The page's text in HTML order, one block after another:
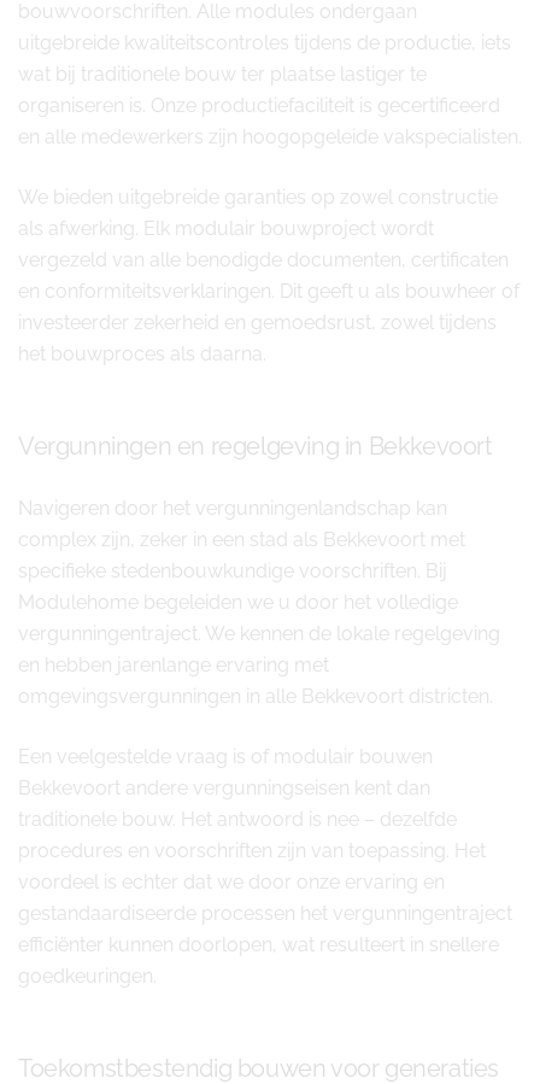
bouwvoorschriften. Alle modules ondergaan
uitgebreide kwaliteitscontroles tijdens de productie, iets
wat bij traditionele bouw ter plaatse lastiger te
organiseren is. Onze productiefaciliteit is gecertificeerd
en alle medewerkers zijn hoogopgeleide vakspecialisten.
We bieden uitgebreide garanties op zowel constructie
als afwerking. Elk modulair bouwproject wordt
vergezeld van alle benodigde documenten, certificaten
en conformiteitsverklaringen. Dit geeft u als bouwheer of
investeerder zekerheid en gemoedsrust, zowel tijdens
het bouwproces als daarna.
Vergunningen en regelgeving in Bekkevoort
Navigeren door het vergunningenlandschap kan
complex zijn, zeker in een stad als Bekkevoort met
specifieke stedenbouwkundige voorschriften. Bij
Modulehome begeleiden we u door het volledige
vergunningentraject. We kennen de lokale regelgeving
en hebben jarenlange ervaring met
omgevingsvergunningen in alle Bekkevoort districten.
Een veelgestelde vraag is of modulair bouwen
Bekkevoort andere vergunningseisen kent dan
traditionele bouw. Het antwoord is nee – dezelfde
procedures en voorschriften zijn van toepassing. Het
voordeel is echter dat we door onze ervaring en
gestandaardiseerde processen het vergunningentraject
efficiënter kunnen doorlopen, wat resulteert in snellere
goedkeuringen.
Toekomstbestendig bouwen voor generaties